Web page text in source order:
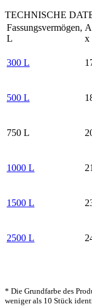
TECHNISCHE
Fassungsvermögen,
L
x
300 L
500 L
750 L
1000 L
1500 L
2500 L
* Die Grundfarbe des
weniger als 10 Stück